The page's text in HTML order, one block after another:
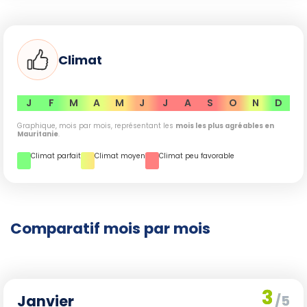
mauritanien
et de longues journées, optimisant ainsi votre découverte
de ce pays enchanteur.
Climat
J F M A M J J A S O N D
Graphique, mois par mois, représentant les mois les plus agréables en
Mauritanie.
Climat parfait Climat moyen Climat peu favorable
Comparatif mois par mois
Janvier 3/5